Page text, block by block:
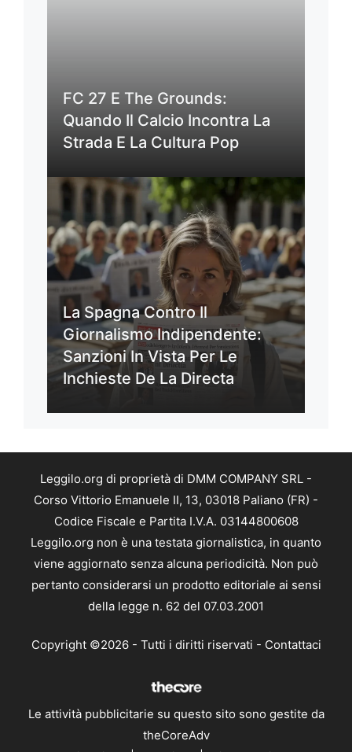
FC 27 E The Grounds:
Quando Il Calcio Incontra La
Strada E La Cultura Pop
La Spagna Contro Il
Giornalismo Indipendente:
Sanzioni In Vista Per Le
Inchieste De La Directa
Leggilo.org di proprietà di DMM COMPANY SRL -
Corso Vittorio Emanuele II, 13, 03018 Paliano (FR) -
Codice Fiscale e Partita I.V.A. 03144800608
Leggilo.org non è una testata giornalistica, in quanto
viene aggiornato senza alcuna periodicità. Non può
pertanto considerarsi un prodotto editoriale ai sensi
della legge n. 62 del 07.03.2001
Copyright ©2026 - Tutti i diritti riservati - Contattaci
Le attività pubblicitarie su questo sito sono gestite da
theCoreAdv